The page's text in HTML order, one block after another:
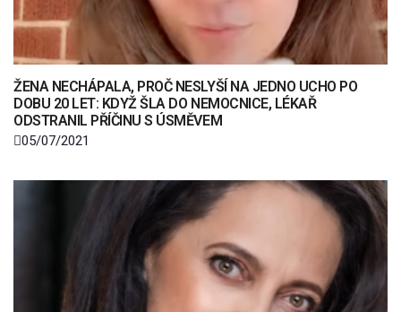
ŽENA NECHÁPALA, PROČ NESLYŠÍ NA JEDNO UCHO PO
DOBU 20 LET: KDYŽ ŠLA DO NEMOCNICE, LÉKAŘ
ODSTRANIL PŘÍČINU S ÚSMĚVEM
05/07/2021